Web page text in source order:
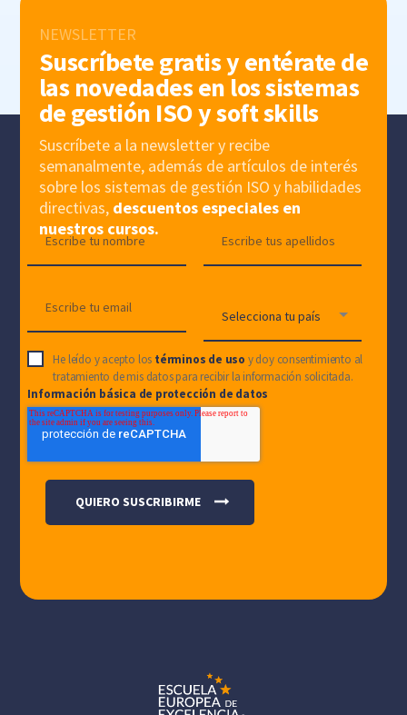
NEWSLETTER
Suscríbete gratis y entérate de
las novedades en los sistemas
de gestión ISO y soft skills
Suscríbete a la newsletter y recibe
semanalmente, además de artículos de interés
sobre los sistemas de gestión ISO y habilidades
directivas, descuentos especiales en
nuestros cursos.
He leído y acepto los términos de uso y doy consentimiento al
tratamiento de mis datos para recibir la información solicitada.
Información básica de protección de datos